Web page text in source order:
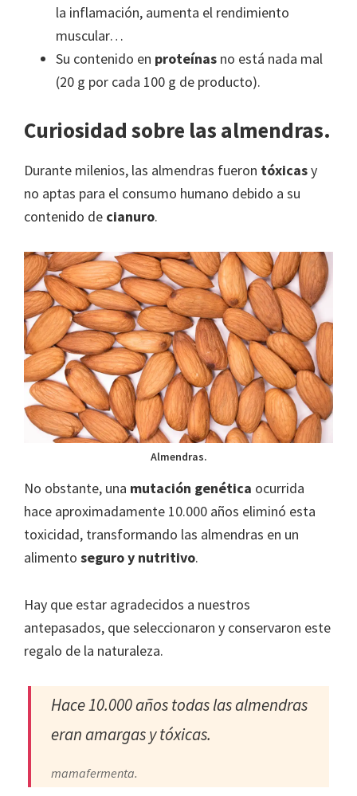
la inflamación, aumenta el rendimiento
muscular…
Su contenido en proteínas no está nada mal
(20 g por cada 100 g de producto).
Curiosidad sobre las almendras.
Durante milenios, las almendras fueron tóxicasy
no aptas para el consumo humano debido a su
contenido de cianuro.
Almendras.
No obstante, una mutación genética ocurrida
hace aproximadamente 10.000 años eliminó esta
toxicidad, transformando las almendras en un
alimento seguro y nutritivo.
Hay que estar agradecidos a nuestros
antepasados, que seleccionaron y conservaron este
regalo de la naturaleza.
Hace 10.000 años todas las almendras
eran amargas y tóxicas.
mamafermenta.